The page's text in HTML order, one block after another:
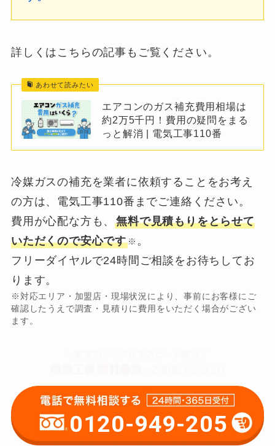
詳しくはこちらの記事もご覧ください。
あわせて読みたい
エアコンのガス補充費用相場は
約2万5千円！費用の疑問をまる
っと解消 | 電気工事110番
冷媒ガスの補充を業者に依頼することをお考え
の方は、電気工事110番までご連絡ください。
費用が心配な方も、無料で見積もりをとらせて
いただくので安心です※ 。
フリーダイヤルで24時間ご相談をお待ちしてお
ります。
※対応エリア・加盟店・現場状況により、事前にお客様にご
確認したうえで調査・見積りに費用をいただく場合がござい
ます。
0120-949-205